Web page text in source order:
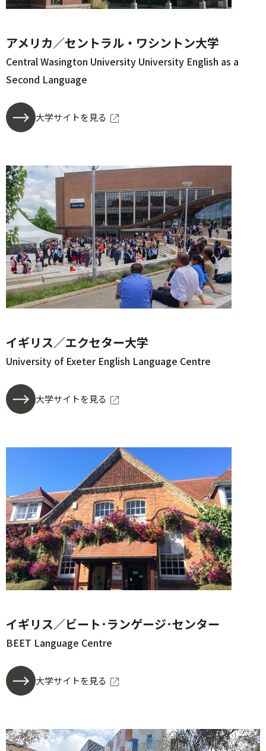
アメリカ／セントラル・ワシントン大学
Central Wasington University University English as a
Second Language
大学サイトを見る
イギリス／エクセター大学
University of Exeter English Language Centre
大学サイトを見る
イギリス／ビート･ランゲージ･センター
BEET Language Centre
大学サイトを見る